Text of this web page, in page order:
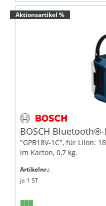
Aktionsartikel %
BOSCH
"GPB18V-1C", für LiIon:
im Karton, 0,7 kg.
Artikelnr.:
je 1 ST